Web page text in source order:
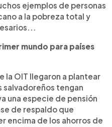
ejemplos de personas
a la pobreza total y
mundo para países
la OIT llegaron a plantear
salvadoreños tengan
una especie de pensión
de respaldo que
encima de los ahorros de